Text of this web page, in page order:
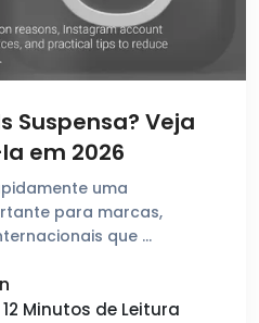
Suspensa? Veja
em 2026
uma
para marcas,
que …
Minutos de Leitura